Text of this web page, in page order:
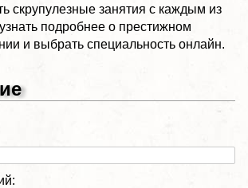
скрупулезные занятия с каждым из
подробнее о престижном
и выбрать специальность онлайн.